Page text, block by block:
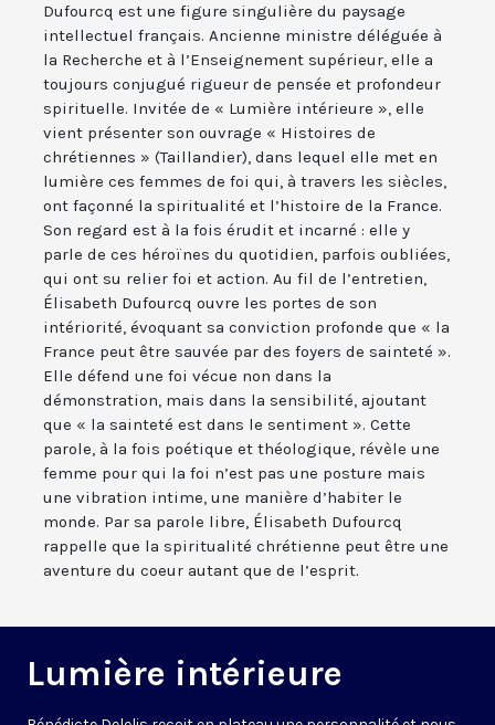
Dufourcq est une figure singulière du paysage
intellectuel français. Ancienne ministre déléguée à
la Recherche et à l’Enseignement supérieur, elle a
toujours conjugué rigueur de pensée et profondeur
spirituelle. Invitée de « Lumière intérieure », elle
vient présenter son ouvrage « Histoires de
chrétiennes » (Taillandier), dans lequel elle met en
lumière ces femmes de foi qui, à travers les siècles,
ont façonné la spiritualité et l’histoire de la France.
Son regard est à la fois érudit et incarné : elle y
parle de ces héroïnes du quotidien, parfois oubliées,
qui ont su relier foi et action. Au fil de l’entretien,
Élisabeth Dufourcq ouvre les portes de son
intériorité, évoquant sa conviction profonde que « la
France peut être sauvée par des foyers de sainteté ».
Elle défend une foi vécue non dans la
démonstration, mais dans la sensibilité, ajoutant
que « la sainteté est dans le sentiment ». Cette
parole, à la fois poétique et théologique, révèle une
femme pour qui la foi n’est pas une posture mais
une vibration intime, une manière d’habiter le
monde. Par sa parole libre, Élisabeth Dufourcq
rappelle que la spiritualité chrétienne peut être une
aventure du coeur autant que de l’esprit.
Lumière intérieure